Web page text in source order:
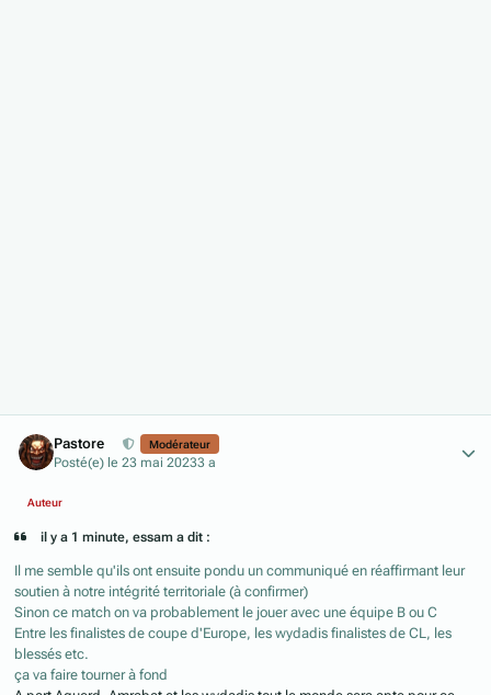
Pastore Modérateur
Posté(e) le 23 mai 20233 a
Auteur
il y a 1 minute, essam a dit :
Il me semble qu'ils ont ensuite pondu un communiqué en réaffirmant leur
soutien à notre intégrité territoriale (à confirmer)
Sinon ce match on va probablement le jouer avec une équipe B ou C
Entre les finalistes de coupe d'Europe, les wydadis finalistes de CL, les
blessés etc.
ça va faire tourner à fond